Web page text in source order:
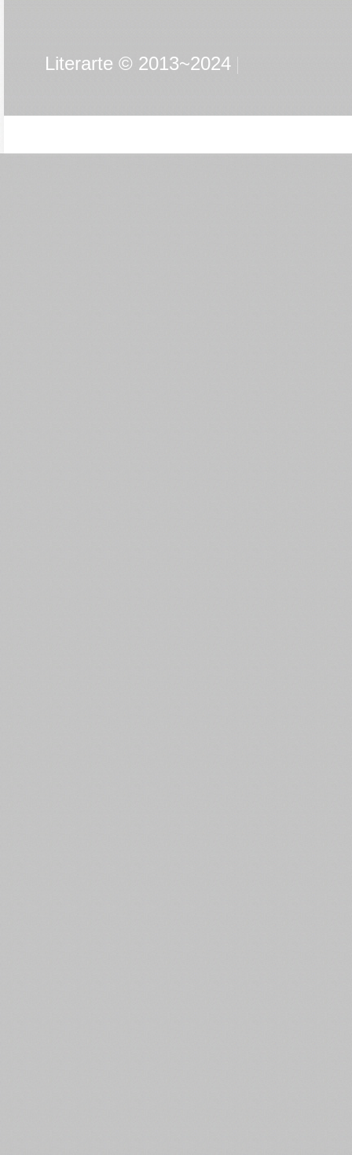
Literarte © 2013~2024